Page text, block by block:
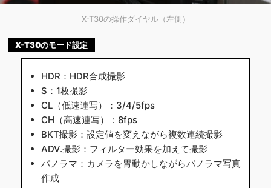
X-T30の操作ダイヤル（左側）
X-T30のモード設定
HDR：HDR合成撮影
S：1枚撮影
CL（低速連写）：3/4/5fps
CH（高速連写）：8fps
BKT撮影：設定値を変えながら複数連続撮影
ADV.撮影：フィルター効果を加えて撮影
パノラマ：カメラを胃動かしながらパノラマ写真
作成